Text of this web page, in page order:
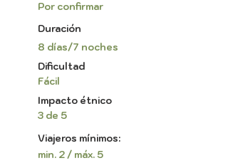
Por confirmar
Duración
8 días/7 noches
Dificultad
Fácil
Impacto étnico
3 de 5
Viajeros mínimos:
min. 2 / máx. 5